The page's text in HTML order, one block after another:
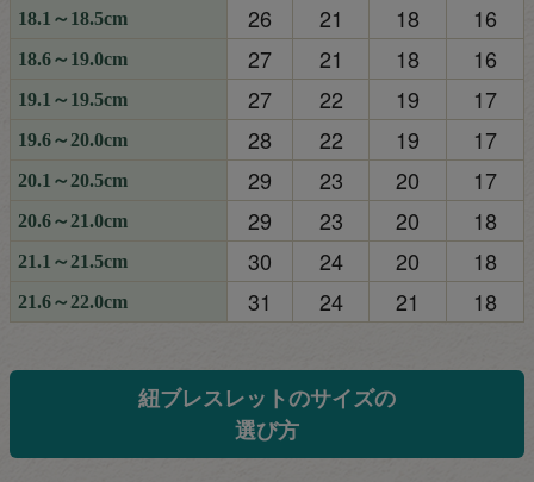
18.1～18.5cm 26 21 18 16
18.6～19.0cm 27 21 18 16
19.1～19.5cm 27 22 19 17
19.6～20.0cm 28 22 19 17
20.1～20.5cm 29 23 20 17
20.6～21.0cm 29 23 20 18
21.1～21.5cm 30 24 20 18
21.6～22.0cm 31 24 21 18
紐ブレスレットのサイズの
選び方